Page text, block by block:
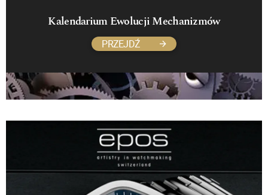
Kalendarium Ewolucji Mechanizmów
PRZEJDŹ